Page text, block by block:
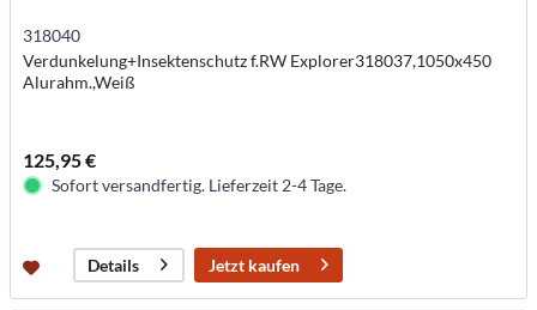
318040
Verdunkelung+Insektenschutz f.RW Explorer318037,1050x450
Alurahm.,Weiß
125,95 €
Sofort versandfertig. Lieferzeit 2-4 Tage.
Details Jetzt kaufen